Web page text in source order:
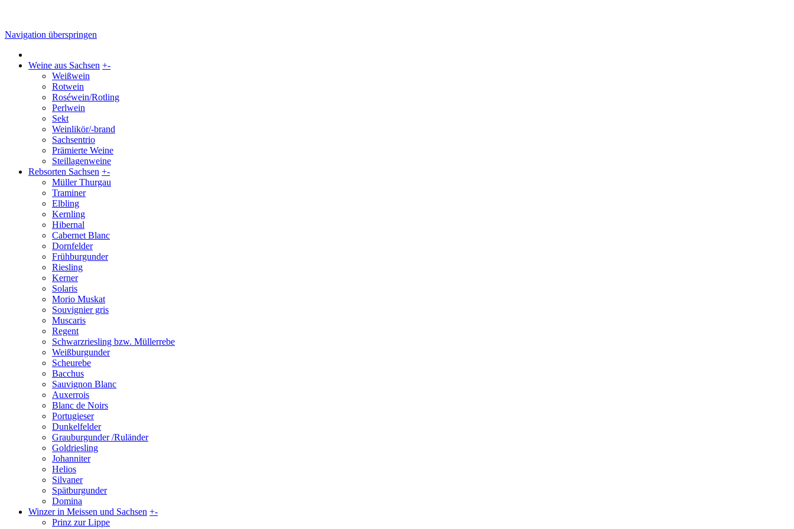
Navigation überspringen
Weine aus Sachsen +-
Weißwein
Rotwein
Roséwein/Rotling
Perlwein
Sekt
Weinlikör/-brand
Sachsentrio
Prämierte Weine
Steillagenweine
Rebsorten Sachsen +-
Müller Thurgau
Traminer
Elbling
Kernling
Hibernal
Cabernet Blanc
Dornfelder
Frühburgunder
Riesling
Kerner
Solaris
Morio Muskat
Souvignier gris
Muscaris
Regent
Schwarzriesling bzw. Müllerrebe
Weißburgunder
Scheurebe
Bacchus
Sauvignon Blanc
Auxerrois
Blanc de Noirs
Portugieser
Dunkelfelder
Grauburgunder /Ruländer
Goldriesling
Johanniter
Helios
Silvaner
Spätburgunder
Domina
Winzer in Meissen und Sachsen +-
Prinz zur Lippe